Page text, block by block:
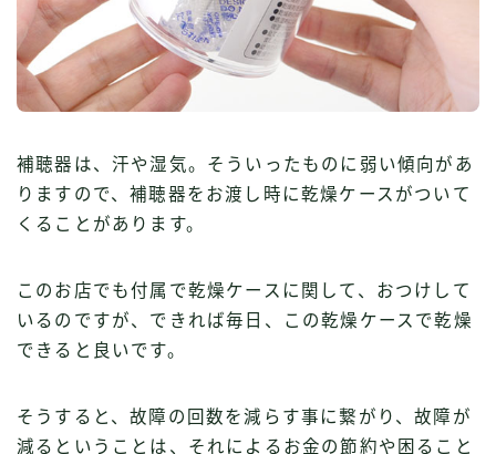
補聴器は、汗や湿気。そういったものに弱い傾向があ
りますので、補聴器をお渡し時に乾燥ケースがついて
くることがあります。
このお店でも付属で乾燥ケースに関して、おつけして
いるのですが、できれば毎日、この乾燥ケースで乾燥
できると良いです。
そうすると、故障の回数を減らす事に繋がり、故障が
減るということは、それによるお金の節約や困ること